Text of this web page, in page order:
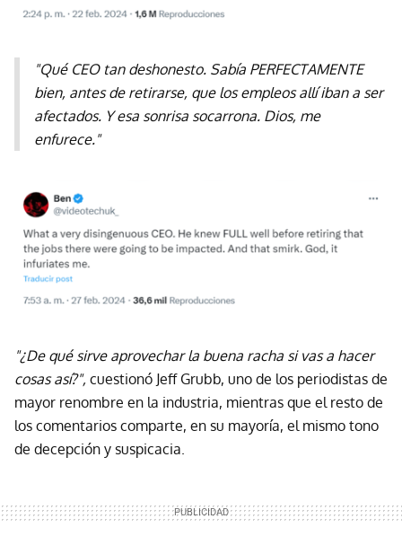
"Qué CEO tan deshonesto. Sabía PERFECTAMENTE
bien, antes de retirarse, que los empleos allí iban a ser
afectados. Y esa sonrisa socarrona. Dios, me
enfurece."
"¿De qué sirve aprovechar la buena racha si vas a hacer
cosas así?", cuestionó Jeff Grubb, uno de los periodistas de
mayor renombre en la industria, mientras que el resto de
los comentarios comparte, en su mayoría, el mismo tono
de decepción y suspicacia.